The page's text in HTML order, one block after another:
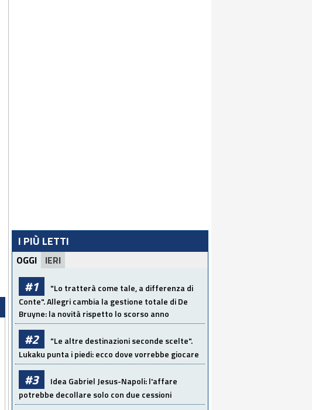
I PIÙ LETTI
OGGI IERI
#1
"Lo tratterà come tale, a differenza di
Conte". Allegri cambia la gestione totale di De
Bruyne: la novità rispetto lo scorso anno
#2
"Le altre destinazioni seconde scelte".
Lukaku punta i piedi: ecco dove vorrebbe giocare
#3
Idea Gabriel Jesus-Napoli: l'affare
potrebbe decollare solo con due cessioni